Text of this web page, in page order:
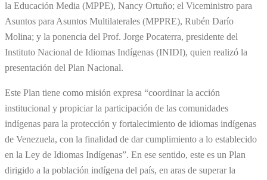
la Educación Media (MPPE), Nancy Ortuño; el Viceministro para
Asuntos para Asuntos Multilaterales (MPPRE), Rubén Darío
Molina; y la ponencia del Prof. Jorge Pocaterra, presidente del
Instituto Nacional de Idiomas Indígenas (INIDI), quien realizó la
presentación del Plan Nacional.
Este Plan tiene como misión expresa “coordinar la acción
institucional y propiciar la participación de las comunidades
indígenas para la protección y fortalecimiento de idiomas indígenas
de Venezuela, con la finalidad de dar cumplimiento a lo establecido
en la Ley de Idiomas Indígenas”. En ese sentido, este es un Plan
dirigido a la población indígena del país, en aras de superar la